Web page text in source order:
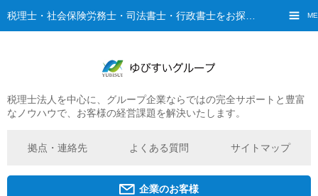
税理士法人を中心に、グループ企業ならではの完全サポートと豊富
なノウハウで、お客様の経営課題を解決いたします。
拠点・連絡先 よくある質問 サイトマップ
企業のお客様
ご挨拶
グループ概要
ゆびすいのあゆみ